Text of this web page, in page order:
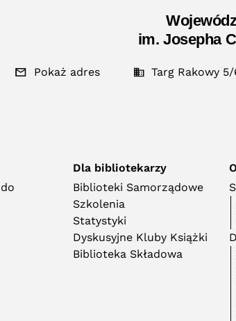
im. Josepha
Pokaż adres Targ Rakowy
Dla bibliotekarzy
Biblioteki Samorządowe
Szkolenia
Statystyki
Dyskusyjne Kluby Książki
Biblioteka Składowa